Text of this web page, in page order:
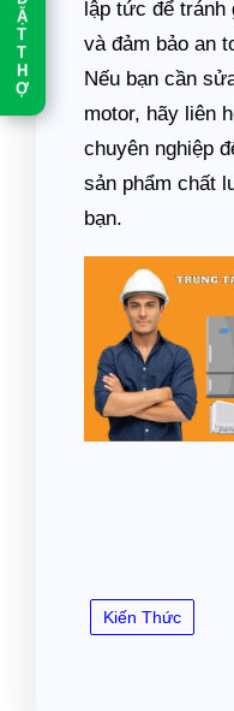
Ặ
T
T
H
Ợ
lập tức để tránh
và đảm bảo an
Nếu bạn cần
motor, hãy liên
chuyên nghiệp
sản phẩm chất
bạn.
Kiến Thức